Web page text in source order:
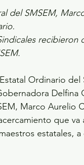
del SMSEM,
recibieron
Ordinario
Delfina
Marco Aurelio
que
estatales,